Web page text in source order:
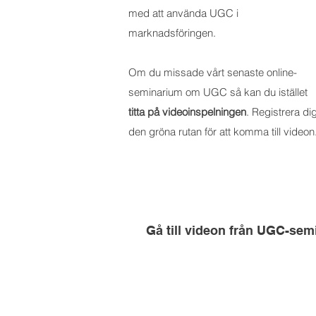
med att använda UGC i
marknadsföringen.
Om du missade vårt senaste online-
seminarium om UGC så kan du istället
titta på videoinspelningen. Registrera
den gröna rutan för att komma till
Gå till videon från UGC-